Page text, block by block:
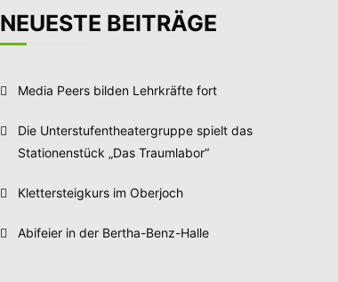
NEUESTE BEITRÄGE
Media Peers bilden Lehrkräfte fort
Die Unterstufentheatergruppe spielt das
Stationenstück „Das Traumlabor“
Klettersteigkurs im Oberjoch
Abifeier in der Bertha-Benz-Halle